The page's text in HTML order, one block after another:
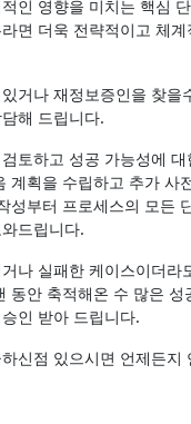
인 영향을 미치는 핵심
면 더욱 전략적이고 체
거나 재정보증인을 찾을
해 드립니다.
토하고 성공 가능성에
계획을 수립하고 추가 사
성부터 프로세스의 모든
드립니다.
나 실패한 케이스이더라
동안 축적해온 수 많은 성
인 받아 드립니다.
신점 있으시면 언제든지